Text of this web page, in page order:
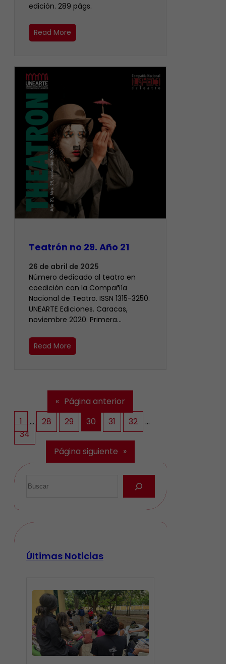
edición. 289 págs.
Read More
Teatrón no 29. Año 21
26 de abril de 2025
Número dedicado al teatro en
coedición con la Compañía
Nacional de Teatro. ISSN 1315-3250.
UNEARTE Ediciones. Caracas,
noviembre 2020. Primera…
Read More
« Página anterior
1
… 28 29 30 31 32
…
34
Página siguiente »
Últimas Noticias